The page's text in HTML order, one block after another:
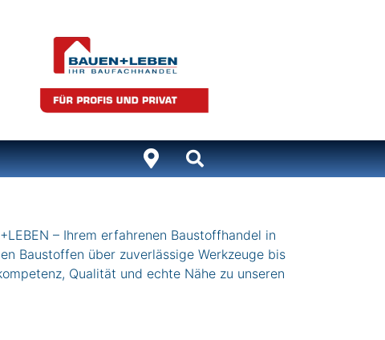
– Ihrem erfahrenen Baustoffhandel in
Baustoffen über zuverlässige Werkzeuge bis
Qualität und echte Nähe zu unseren